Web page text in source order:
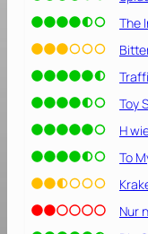
The
Toy
H
To
Nur